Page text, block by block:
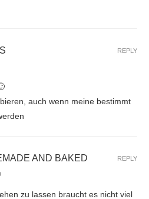
auch wenn meine bestimmt
REPLY
AND BAKED
zu lassen braucht es nicht viel
REPLY